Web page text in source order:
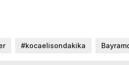
#kocaelisondakika